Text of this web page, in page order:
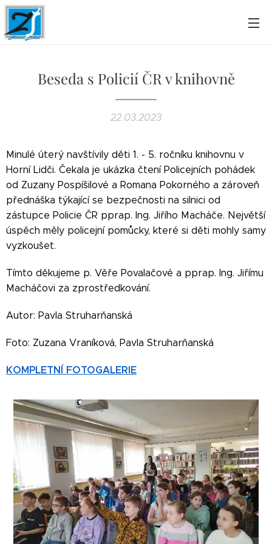
Beseda s Policií ČR v knihovně
22.03.2023
Minulé úterý navštívily děti 1. - 5. ročníku knihovnu v
Horní Lidči. Čekala je ukázka čtení Policejních pohádek
od Zuzany Pospíšilové a Romana Pokorného a zároveň
přednáška týkající se bezpečnosti na silnici od
zástupce Policie ČR pprap. Ing. Jiřího Macháče. Největší
úspěch měly policejní pomůcky, které si děti mohly samy
vyzkoušet.
Tímto děkujeme p. Věře Povalačové a pprap. Ing. Jiřímu
Macháčovi za zprostředkování.
Autor: Pavla Struharňanská
Foto: Zuzana Vraníková, Pavla Struharňanská
KOMPLETNÍ FOTOGALERIE